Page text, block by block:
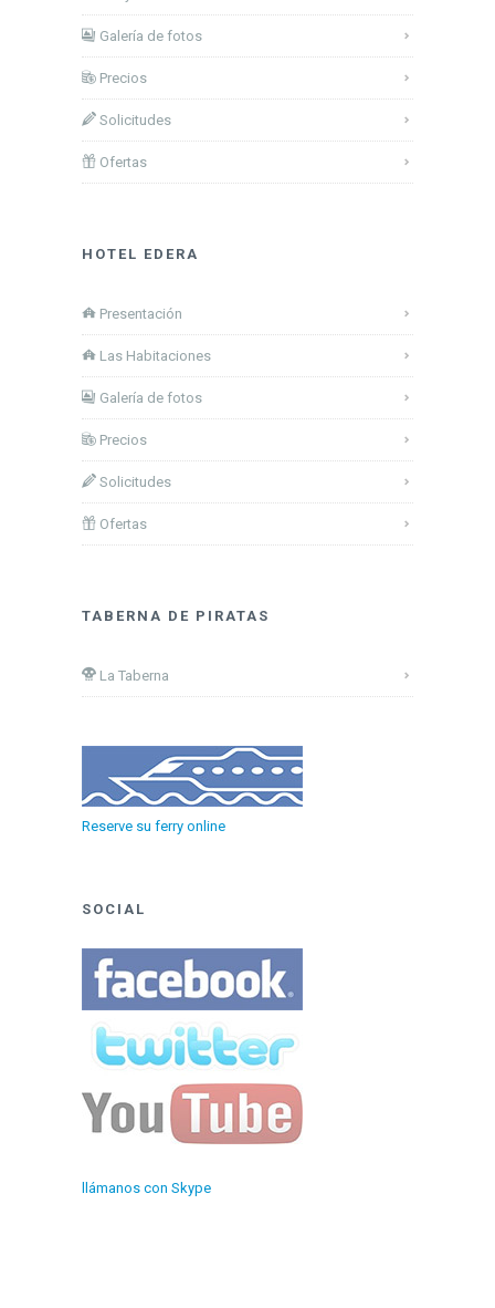
Galería de fotos
Precios
Solicitudes
Ofertas
HOTEL EDERA
Presentación
Las Habitaciones
Galería de fotos
Precios
Solicitudes
Ofertas
TABERNA DE PIRATAS
La Taberna
Reserve su ferry online
SOCIAL
llámanos con Skype